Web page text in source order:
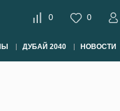
0 0
ДУБАЙ 2040 НОВОСТИ